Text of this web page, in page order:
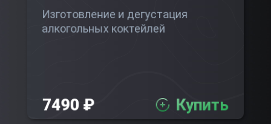
Изготовление и дегустация
алкогольных коктейлей
7490 ₽ Купить